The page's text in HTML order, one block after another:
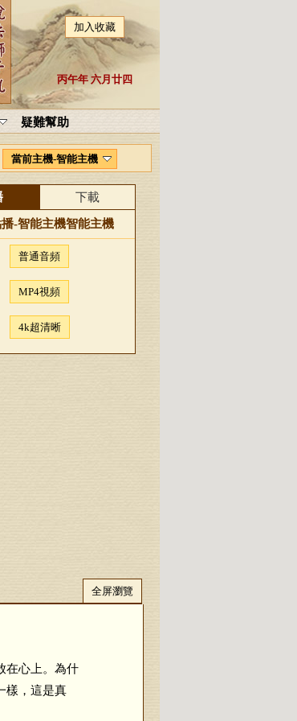
加入收藏
丙午年 六月廿四
疑難幫助
當前主機-智能主機
下載
-智能主機智能主機
普通音頻
MP4視頻
4k超清晰
全屏瀏覽
在心上。為什
樣，這是真